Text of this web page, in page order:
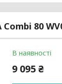
80
В наявності
9 095 ₴